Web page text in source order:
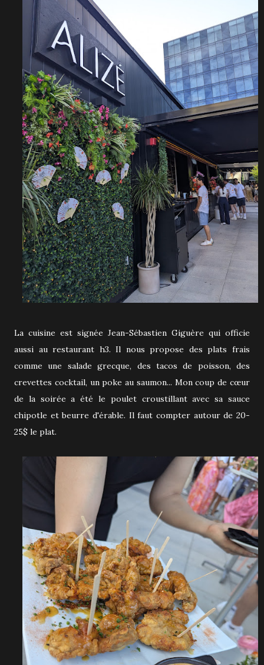
La cuisine est signée Jean-Sébastien Giguère qui officie
aussi au restaurant h3. Il nous propose des plats frais
comme une salade grecque, des tacos de poisson, des
crevettes cocktail, un poke au saumon... Mon coup de cœur
de la soirée a été le poulet croustillant avec sa sauce
chipotle et beurre d'érable. Il faut compter autour de 20-
25$ le plat.